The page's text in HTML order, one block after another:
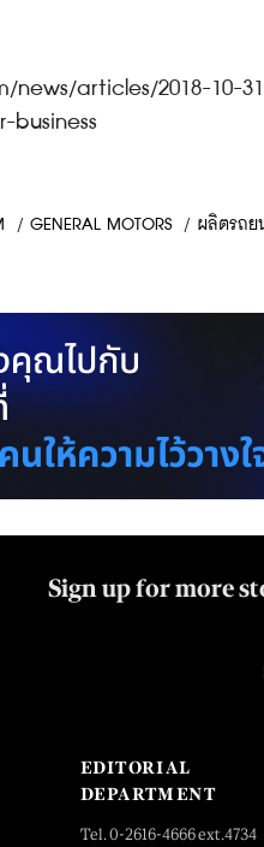
news/articles/2018-10-
/ GENERAL MOTORS / ผลิตรถย
Sign up for more
EDITORIAL
DEPARTMENT
Tel. 0-2616-4666 ext.4734